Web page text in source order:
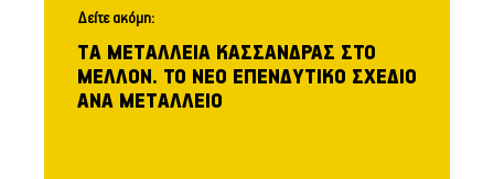
Δείτε ακόμη:
ΤΑ ΜΕΤΑΛΛΕΙΑ ΚΑΣΣΑΝΔΡΑΣ ΣΤΟ
ΜΕΛΛΟΝ. ΤΟ ΝΕΟ ΕΠΕΝΔΥΤΙΚΟ ΣΧΕΔΙΟ
ΑΝΑ ΜΕΤΑΛΛΕΙΟ